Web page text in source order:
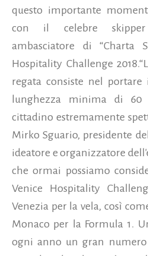
questo importante
con il celebre skipper
ambasciatore di “Charta
Hospitality Challenge
regata consiste nel
lunghezza minima di
cittadino estremamente
Mirko Sguario, presidente
ideatore e organizzatore
che ormai possiamo
Venice Hospitality
Venezia per la vela, così
Monaco per la Formula 1.
ogni anno un gran